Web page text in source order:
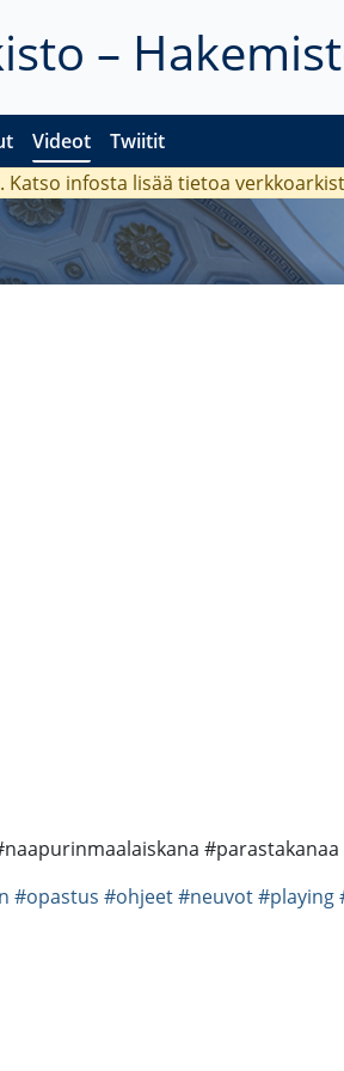
–
Videot Twiitit
Katso infosta lisää tietoa
#opastus #ohjeet#neuvot#playing